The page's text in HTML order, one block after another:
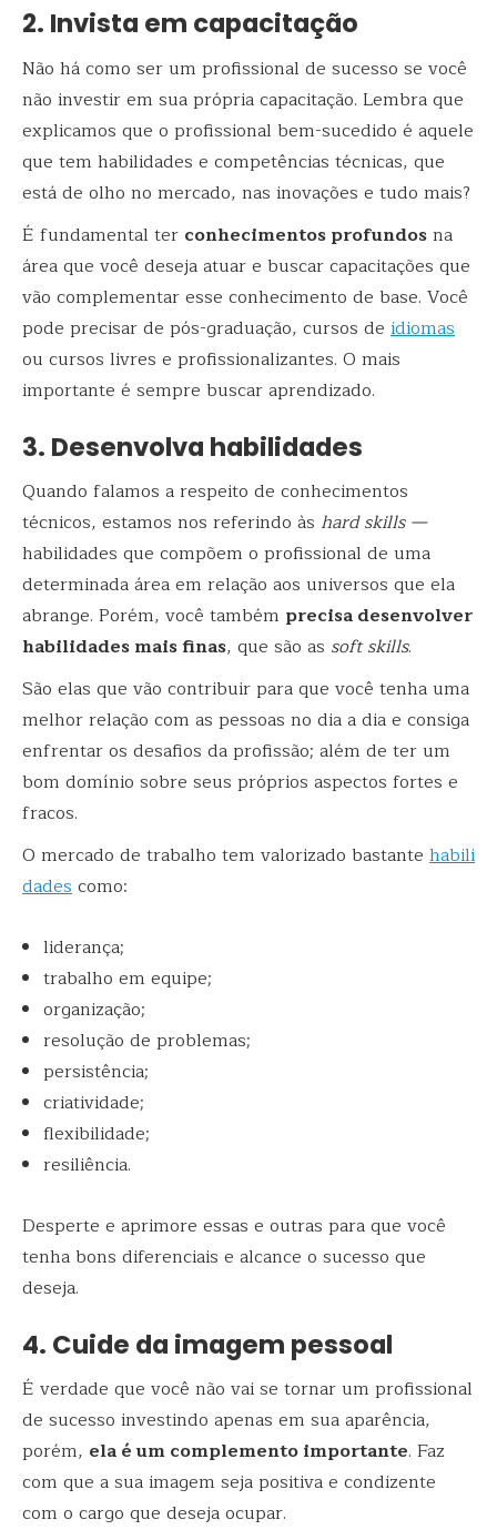
2. Invista em capacitação
Não há como ser um profissional de sucesso se você
não investir em sua própria capacitação. Lembra que
explicamos que o profissional bem-sucedido é aquele
que tem habilidades e competências técnicas, que
está de olho no mercado, nas inovações e tudo mais?
É fundamental ter conhecimentos profundosna
área que você deseja atuar e buscar capacitações que
vão complementar esse conhecimento de base. Você
pode precisar de pós-graduação, cursos de idiomas
ou cursos livres e profissionalizantes. O mais
importante é sempre buscar aprendizado.
3. Desenvolva habilidades
Quando falamos a respeito de conhecimentos
técnicos, estamos nos referindo às hard skills —
habilidades que compõem o profissional de uma
determinada área em relação aos universos que ela
abrange. Porém, você também precisa desenvolver
habilidades mais finas, que são as soft skills.
São elas que vão contribuir para que você tenha uma
melhor relação com as pessoas no dia a dia e consiga
enfrentar os desafios da profissão; além de ter um
bom domínio sobre seus próprios aspectos fortes e
fracos.
O mercado de trabalho tem valorizado bastante habili
dadescomo:
liderança;
trabalho em equipe;
organização;
resolução de problemas;
persistência;
criatividade;
flexibilidade;
resiliência.
Desperte e aprimore essas e outras para que você
tenha bons diferenciais e alcance o sucesso que
deseja.
4. Cuide da imagem pessoal
É verdade que você não vai se tornar um profissional
de sucesso investindo apenas em sua aparência,
porém, ela é um complemento importante. Faz
com que a sua imagem seja positiva e condizente
com o cargo que deseja ocupar.